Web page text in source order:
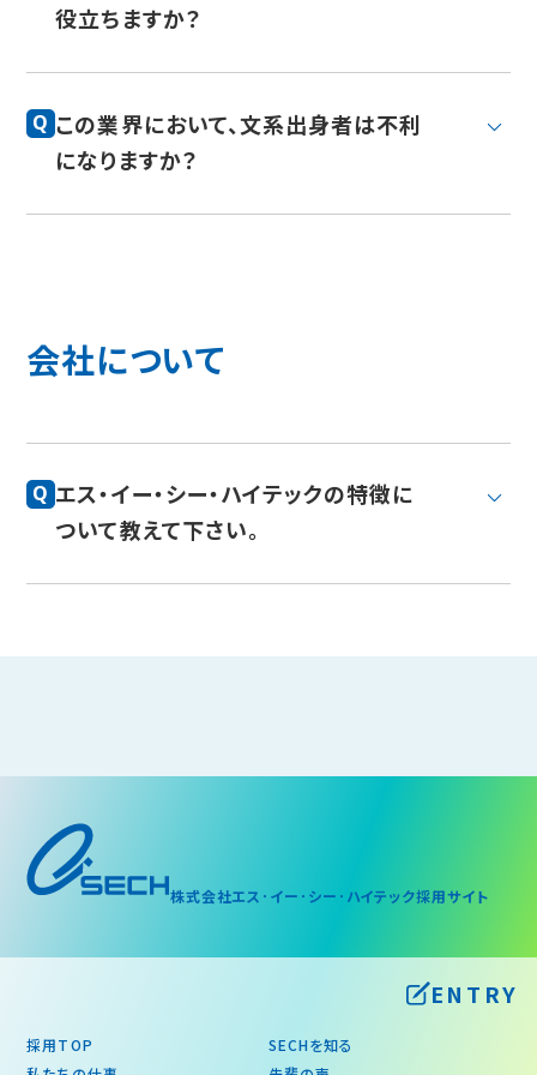
役立ちますか？
Q この業界において、文系出身者は不利
になりますか？
会社について
Q エス・イー・シー・ハイテックの特徴に
ついて教えて下さい。
株式会社エス･イー･シー･ハイテック採用サイト
ENTRY
採用TOP
SECHを知る